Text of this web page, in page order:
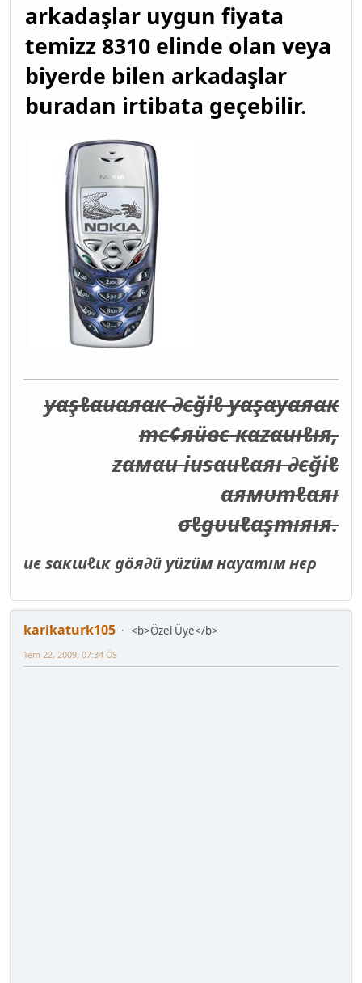
arkadaşlar uygun fiyata
temizz 8310 elinde olan veya
biyerde bilen arkadaşlar
buradan irtibata geçebilir.
уαşℓαиαяαк ∂єğiℓ уαşαуαяαк
тє¢яüвє кαzαиıℓıя,
zαмαи iиѕαиℓαяı ∂єğiℓ
αямυтℓαяı
σℓgυиℓαşтıяıя.
иє ѕαкιиℓιк göя∂ü уüzüм нαуαтıм нєρ
karikaturk105 <b>Özel Üye</b>
Tem 22, 2009, 07:34 ÖS